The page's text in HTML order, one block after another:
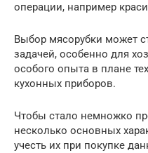
операции, например
Выбор мясорубки может
задачей, особенно для
особого опыта в плане
кухонных приборов.
Чтобы стало немножко
несколько основных
учесть их при покупке